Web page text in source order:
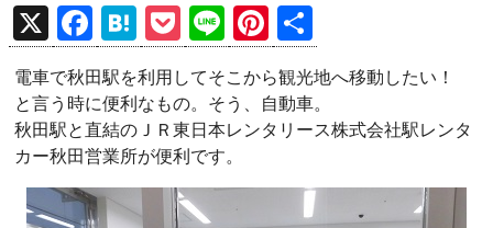
X
F
a
ce
b
o
o
H
at
e
n
a
P
o
ck
et
Li
n
e
Pi
nt
er
es
有
電車で秋田駅を利用してそこから観光地へ移動したい！
と言う時に便利なもの。そう、自動車。
秋田駅と直結のＪＲ東日本レンタリース株式会社駅レンタ
カー秋田営業所が便利です。